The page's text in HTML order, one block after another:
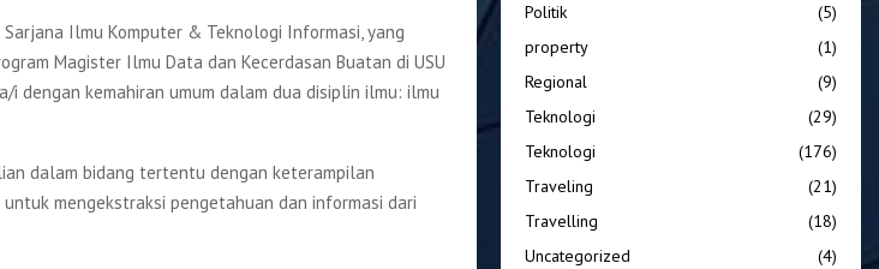
Ilmu Komputer & Teknologi Informasi, yang
Magister Ilmu Data dan Kecerdasan Buatan di USU
i dengan kemahiran umum dalam dua disiplin ilmu: ilmu
dalam bidang tertentu dengan keterampilan
mengekstraksi pengetahuan dan informasi dari
Politik
(5)
property
(1)
Regional
(9)
Teknologi
(29)
Teknologi
(176)
Traveling
(21)
Travelling
(18)
Uncategorized
(4)